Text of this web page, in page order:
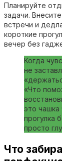
Планируйте
задачи.
встречи и
короткие
вечер без
Когда
не
«Что
это чашка
прогулка
просто
Что